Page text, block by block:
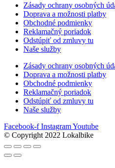
Zásady ochrany osobných
Doprava a možnosti platby
Obchodné podmienky
Reklamačný poriadok
Odstúpiť od zmluvy tu
Naše služby
Zásady ochrany osobných
Doprava a možnosti platby
Obchodné podmienky
Reklamačný poriadok
Odstúpiť od zmluvy tu
Naše služby
Facebook-f InstagramYoutube
© Copyright 2022 Lokalbike